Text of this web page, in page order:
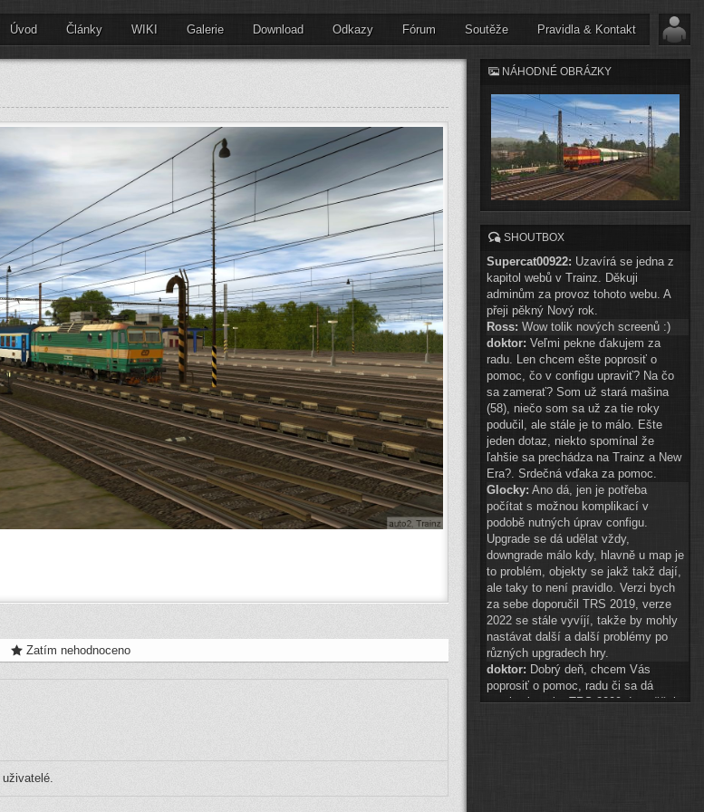
Úvod Články WIKI Galerie Download Odkazy Fórum Soutěže Pravidla & Kontakt
NÁHODNÉ OBRÁZKY
SHOUTBOX
Supercat00922: Uzavírá se jedna z
kapitol webů v Trainz. Děkuji
adminům za provoz tohoto webu. A
přeji pěkný Nový rok.
Ross: Wow tolik nových screenů :)
doktor: Veľmi pekne ďakujem za
radu. Len chcem ešte poprosiť o
pomoc, čo v configu upraviť? Na čo
sa zamerať? Som už stará mašina
(58), niečo som sa už za tie roky
podučil, ale stále je to málo. Ešte
jeden dotaz, niekto spomínal že
ľahšie sa prechádza na Trainz a New
Era?. Srdečná vďaka za pomoc.
Glocky: Ano dá, jen je potřeba
počítat s možnou komplikací v
podobě nutných úprav configu.
Upgrade se dá udělat vždy,
downgrade málo kdy, hlavně u map je
to problém, objekty se jakž takž dají,
ale taky to není pravidlo. Verzi bych
za sebe doporučil TRS 2019, verze
2022 se stále vyvíjí, takže by mohly
nastávat další a další problémy po
různých upgradech hry.
doktor: Dobrý deň, chcem Vás
poprosiť o pomoc, radu či sa dá
preniesť tvorba TRS 2009 do vyššej
Zatím nehodnoceno
uživatelé.